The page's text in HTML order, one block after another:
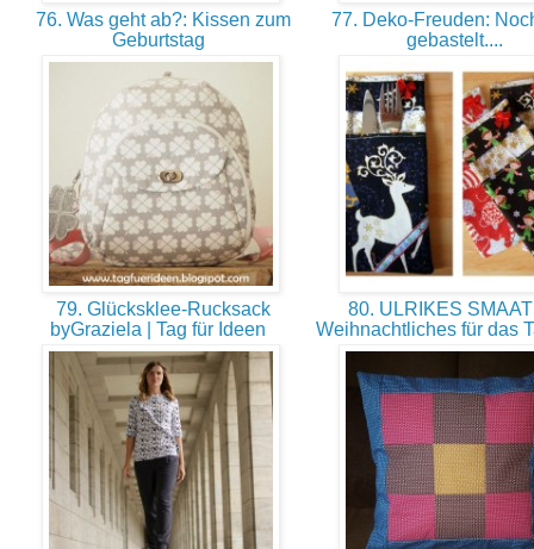
76. Was geht ab?: Kissen zum
Geburtstag
77. Deko-Freuden:
gebastelt....
79. Glücksklee-Rucksack
byGraziela | Tag für Ideen
80. ULRIKES
Weihnachtliches für das